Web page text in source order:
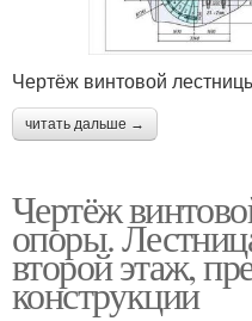
Чертёж винтовой
читать дальше →
Чертёж
опоры.
второй этаж,
конструкции